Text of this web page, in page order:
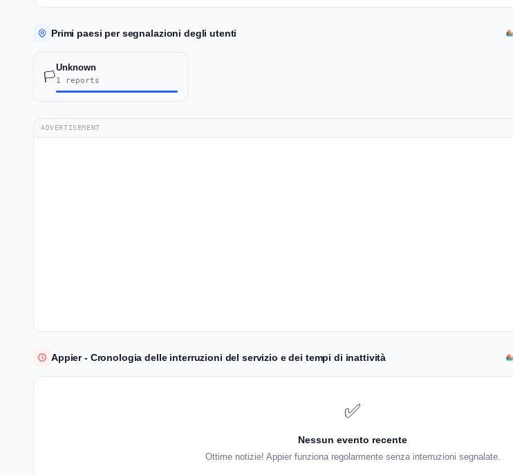
Primi paesi per segnalazioni degli utenti
🏳️
Unknown
1 reports
ADVERTISEMENT
Appier - Cronologia delle interruzioni del servizio e dei tempi di inattività
✅
Nessun evento recente
Ottime notizie! Appier funziona regolarmente senza interruzioni segnalate.